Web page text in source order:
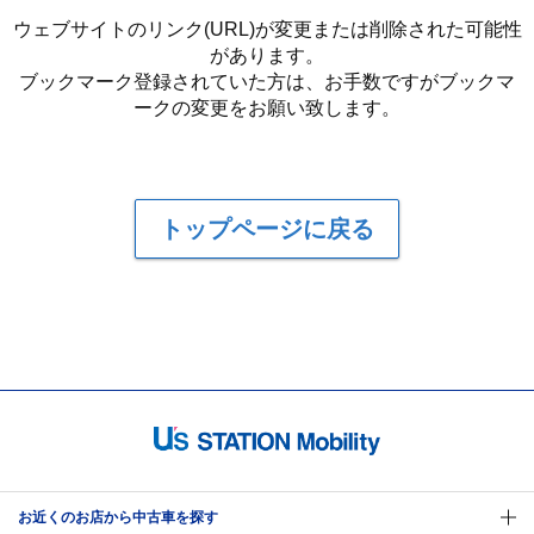
ウェブサイトのリンク(URL)が変更または削除された可能性
があります。
ブックマーク登録されていた方は、お手数ですがブックマ
ークの変更をお願い致します。
トップページに戻る
お近くのお店から中古車を探す